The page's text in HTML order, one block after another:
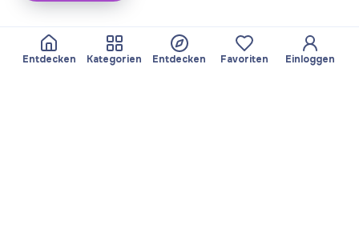
Entdecken Kategorien Entdecken Favoriten Einloggen